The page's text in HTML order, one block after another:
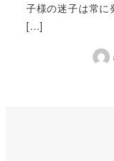
子様の迷子は常に
[…]